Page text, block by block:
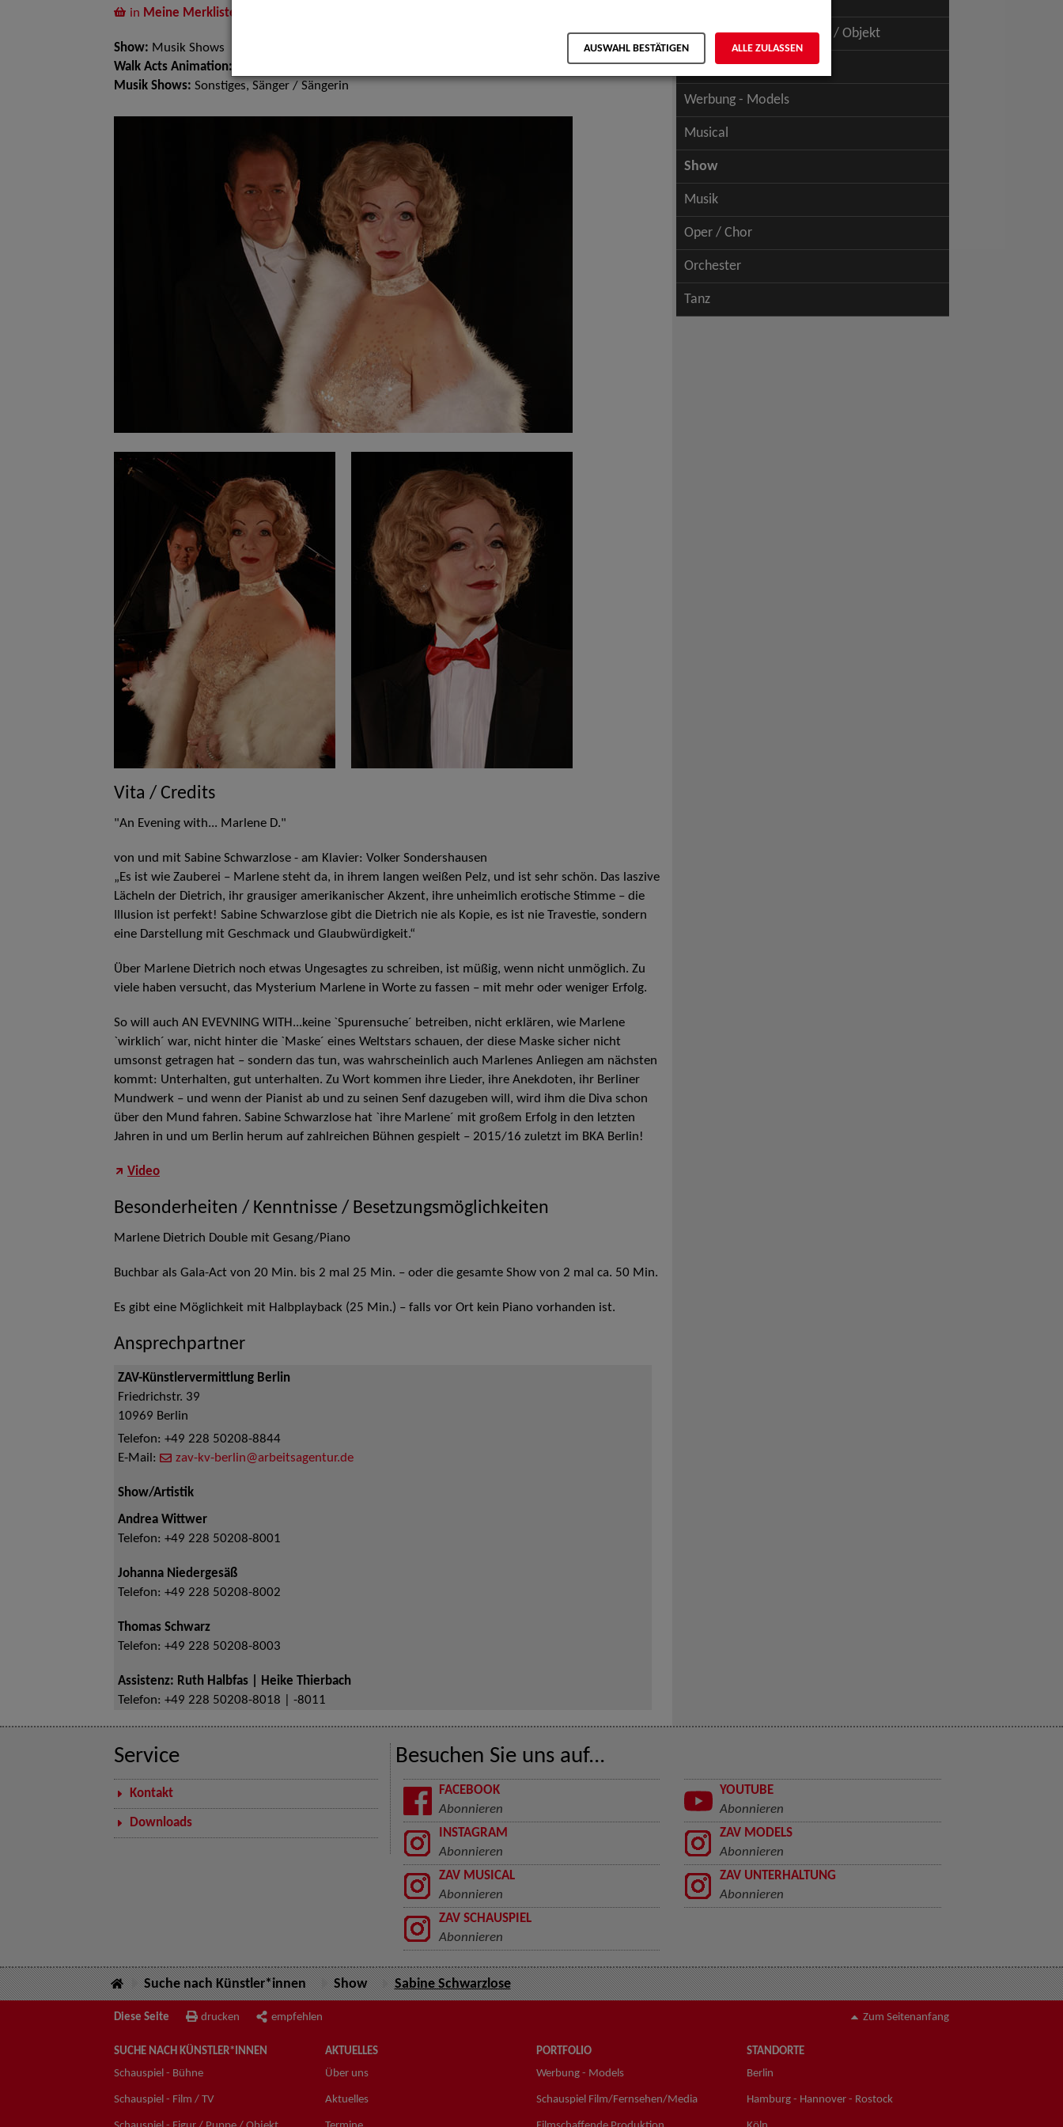
in Meine Merkliste
Show: Musik Shows
Walk Acts Animation:
Musik Shows: Sonstiges, Sänger / Sängerin
Vita / Credits
"An Evening with... Marlene D."
von und mit Sabine Schwarzlose - am Klavier: Volker Sondershausen
„Es ist wie Zauberei – Marlene steht da, in ihrem langen weißen Pelz, und ist sehr schön. Das laszive
Lächeln der Dietrich, ihr grausiger amerikanischer Akzent, ihre unheimlich erotische Stimme – die
Illusion ist perfekt! Sabine Schwarzlose gibt die Dietrich nie als Kopie, es ist nie Travestie, sondern
eine Darstellung mit Geschmack und Glaubwürdigkeit.“
Über Marlene Dietrich noch etwas Ungesagtes zu schreiben, ist müßig, wenn nicht unmöglich. Zu
viele haben versucht, das Mysterium Marlene in Worte zu fassen – mit mehr oder weniger Erfolg.
So will auch AN EVEVNING WITH...keine `Spurensuche´ betreiben, nicht erklären, wie Marlene
`wirklich´ war, nicht hinter die `Maske´ eines Weltstars schauen, der diese Maske sicher nicht
umsonst getragen hat – sondern das tun, was wahrscheinlich auch Marlenes Anliegen am nächsten
kommt: Unterhalten, gut unterhalten. Zu Wort kommen ihre Lieder, ihre Anekdoten, ihr Berliner
Mundwerk – und wenn der Pianist ab und zu seinen Senf dazugeben will, wird ihm die Diva schon
über den Mund fahren. Sabine Schwarzlose hat `ihre Marlene´ mit großem Erfolg in den letzten
Jahren in und um Berlin herum auf zahlreichen Bühnen gespielt – 2015/16 zuletzt im BKA Berlin!
Video
Besonderheiten / Kenntnisse / Besetzungsmöglichkeiten
Marlene Dietrich Double mit Gesang/Piano
Buchbar als Gala-Act von 20 Min. bis 2 mal 25 Min. – oder die gesamte Show von 2 mal ca. 50 Min.
Es gibt eine Möglichkeit mit Halbplayback (25 Min.) – falls vor Ort kein Piano vorhanden ist.
Ansprechpartner
ZAV-Künstlervermittlung Berlin
Friedrichstr. 39
10969 Berlin
Telefon: +49 228 50208-8844
E-Mail:
zav-kv-berlin@arbeitsagentur.de
Show/Artistik
Andrea Wittwer
Telefon: +49 228 50208-8001
Johanna Niedergesäß
Telefon: +49 228 50208-8002
Thomas Schwarz
Telefon: +49 228 50208-8003
Assistenz: Ruth Halbfas | Heike Thierbach
Telefon: +49 228 50208-8018 | -8011
Schauspiel - Figur / Puppe / Objekt
Werbung - Talents
Werbung - Models
Musical
Show
Musik
Oper / Chor
Orchester
Tanz
Service
Kontakt
Downloads
Besuchen Sie uns auf...
FACEBOOK
Abonnieren
YOUTUBE
Abonnieren
INSTAGRAM
Abonnieren
ZAV MODELS
Abonnieren
ZAV MUSICAL
Abonnieren
ZAV UNTERHALTUNG
Abonnieren
ZAV SCHAUSPIEL
Abonnieren
Suche nach Künstler*innen Show Sabine Schwarzlose
Diese Seite drucken empfehlen Zum Seitenanfang
SUCHE NACH KÜNSTLER*INNEN
Schauspiel - Bühne
Schauspiel - Film / TV
AKTUELLES
Über uns
Aktuelles
PORTFOLIO
Werbung - Models
Schauspiel Film/Fernsehen/Media
STANDORTE
Berlin
Hamburg - Hannover - Rostock
AUSWAHL BESTÄTIGEN ALLE ZULASSEN